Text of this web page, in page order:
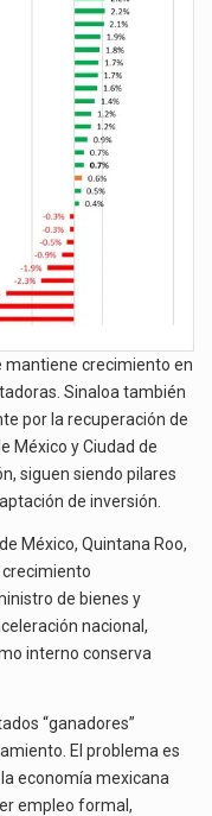
mantiene crecimiento en
Sinaloa también
por la recuperación de
México y Ciudad de
siguen siendo pilares
de inversión.
México, Quintana Roo,
de bienes y
nacional,
interno conserva
“ganadores”
El problema es
economía mexicana
empleo formal,